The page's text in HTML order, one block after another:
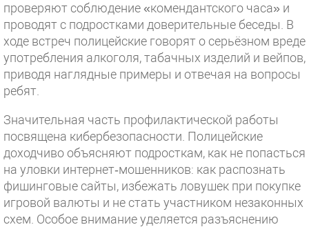
проверяют соблюдение «комендантского часа» и
проводят с подростками доверительные беседы. В
ходе встреч полицейские говорят о серьёзном вреде
употребления алкоголя, табачных изделий и вейпов,
приводя наглядные примеры и отвечая на вопросы
ребят.
Значительная часть профилактической работы
посвящена кибербезопасности. Полицейские
доходчиво объясняют подросткам, как не попасться
на уловки интернет‑мошенников: как распознать
фишинговые сайты, избежать ловушек при покупке
игровой валюты и не стать участником незаконных
схем. Особое внимание уделяется разъяснению